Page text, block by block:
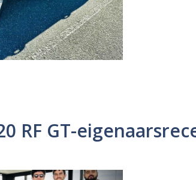
RF GT-